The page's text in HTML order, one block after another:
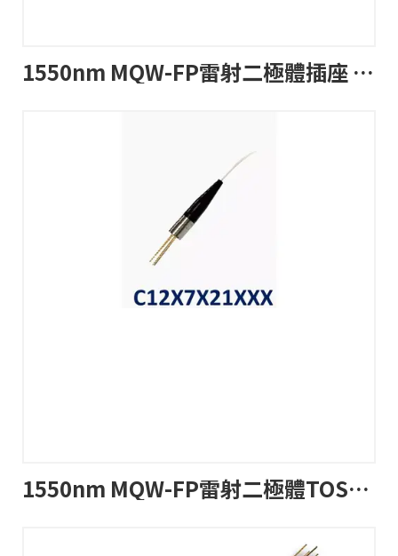
1550nm MQW-FP雷射二極體插座 TOSA
1550nm MQW-FP雷射二極體TOSA帶尾纖